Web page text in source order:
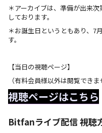
＊アーカイブは、準備が出来
しております。
＊お誕生日というともあり、7
す。
【当日の視聴ページ】
（有料会員様以外は閲覧でき
視聴ページはこちら
Bitfanライブ配信 視聴